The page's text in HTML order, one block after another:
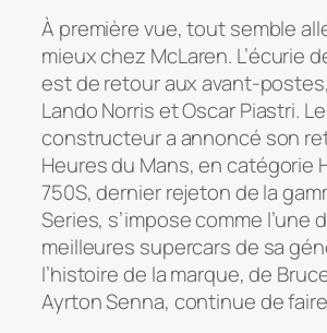
À première vue, tout semble
mieux chez McLaren. L’écurie
est de retour aux avant-
Lando Norris et Oscar Piastri. Le
constructeur a annoncé son
Heures du Mans, en catégorie
750S, dernier rejeton de la
Series, s’impose comme l’une
meilleures supercars de sa
l’histoire de la marque, de
Ayrton Senna, continue de